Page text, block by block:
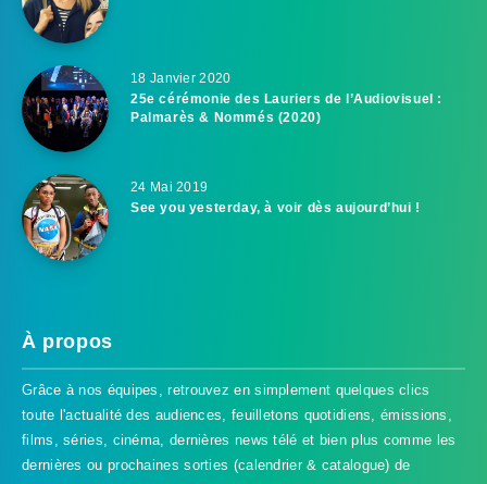
18 Janvier 2020
25e cérémonie des Lauriers de l’Audiovisuel :
Palmarès & Nommés (2020)
24 Mai 2019
See you yesterday, à voir dès aujourd’hui !
À propos
Grâce à nos équipes, retrouvez en simplement quelques clics
toute l'actualité des audiences, feuilletons quotidiens, émissions,
films, séries, cinéma, dernières news télé et bien plus comme les
dernières ou prochaines sorties (calendrier & catalogue) de